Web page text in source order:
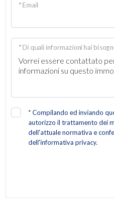
* Email
* Di quali informazioni hai
*Compilando ed inviando
autorizzo il trattamento dei
dell'attuale normativa e
dell'informativa privacy.